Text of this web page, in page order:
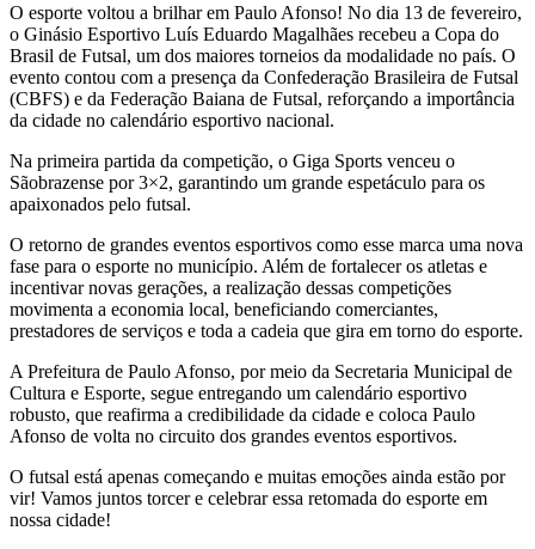
O esporte voltou a brilhar em Paulo Afonso! No dia 13 de fevereiro,
o Ginásio Esportivo Luís Eduardo Magalhães recebeu a Copa do
Brasil de Futsal, um dos maiores torneios da modalidade no país. O
evento contou com a presença da Confederação Brasileira de Futsal
(CBFS) e da Federação Baiana de Futsal, reforçando a importância
da cidade no calendário esportivo nacional.
Na primeira partida da competição, o Giga Sports venceu o
Sãobrazense por 3×2, garantindo um grande espetáculo para os
apaixonados pelo futsal.
O retorno de grandes eventos esportivos como esse marca uma nova
fase para o esporte no município. Além de fortalecer os atletas e
incentivar novas gerações, a realização dessas competições
movimenta a economia local, beneficiando comerciantes,
prestadores de serviços e toda a cadeia que gira em torno do esporte.
A Prefeitura de Paulo Afonso, por meio da Secretaria Municipal de
Cultura e Esporte, segue entregando um calendário esportivo
robusto, que reafirma a credibilidade da cidade e coloca Paulo
Afonso de volta no circuito dos grandes eventos esportivos.
O futsal está apenas começando e muitas emoções ainda estão por
vir! Vamos juntos torcer e celebrar essa retomada do esporte em
nossa cidade!